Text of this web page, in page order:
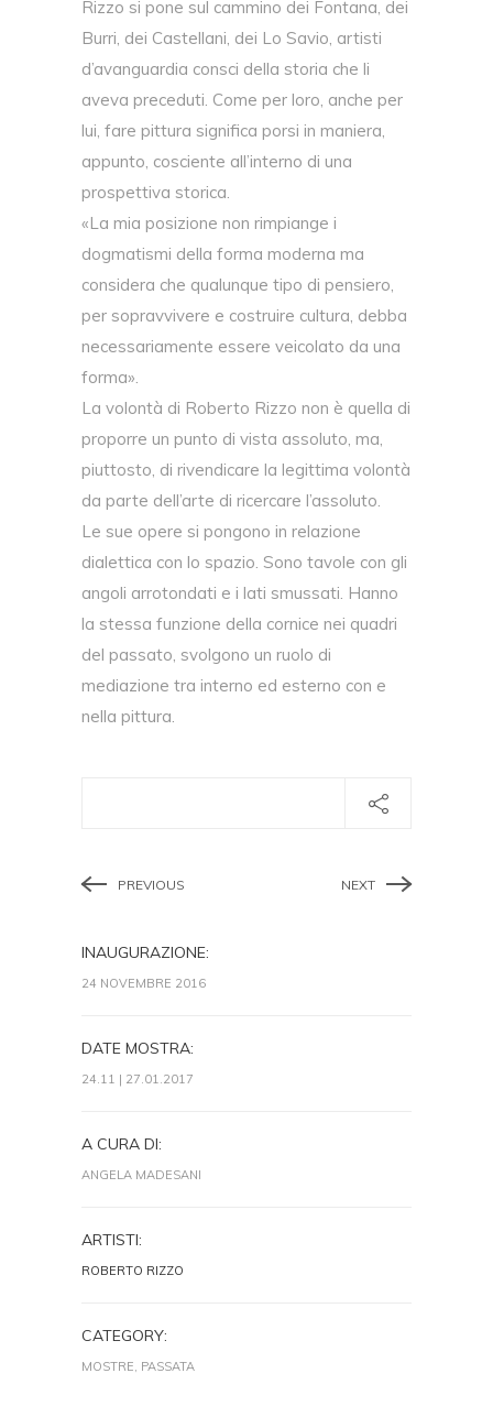
Rizzo si pone sul cammino dei Fontana, dei
Burri, dei Castellani, dei Lo Savio, artisti
d’avanguardia consci della storia che li
aveva preceduti. Come per loro, anche per
lui, fare pittura significa porsi in maniera,
appunto, cosciente all’interno di una
prospettiva storica.
«La mia posizione non rimpiange i
dogmatismi della forma moderna ma
considera che qualunque tipo di pensiero,
per sopravvivere e costruire cultura, debba
necessariamente essere veicolato da una
forma».
La volontà di Roberto Rizzo non è quella di
proporre un punto di vista assoluto, ma,
piuttosto, di rivendicare la legittima volontà
da parte dell’arte di ricercare l’assoluto.
Le sue opere si pongono in relazione
dialettica con lo spazio. Sono tavole con gli
angoli arrotondati e i lati smussati. Hanno
la stessa funzione della cornice nei quadri
del passato, svolgono un ruolo di
mediazione tra interno ed esterno con e
nella pittura.
PREVIOUS NEXT
INAUGURAZIONE:
24 NOVEMBRE 2016
DATE MOSTRA:
24.11 | 27.01.2017
A CURA DI:
ANGELA MADESANI
ARTISTI:
ROBERTO RIZZO
CATEGORY:
MOSTRE, PASSATA